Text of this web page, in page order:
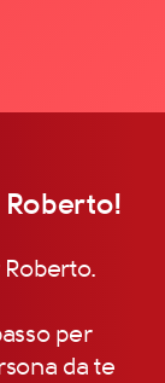
per
da te